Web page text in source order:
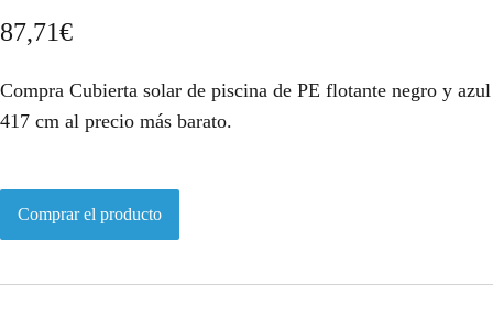
87,71€
Compra Cubierta solar de piscina de PE flotante negro y azul
417 cm al precio más barato.
Comprar el producto